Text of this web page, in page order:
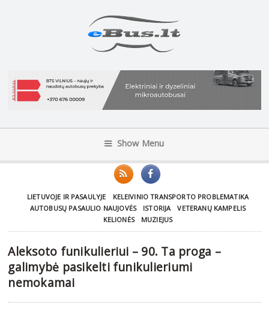
Show Menu
LIETUVOJE IR PASAULYJE
KELEIVINIO TRANSPORTO PROBLEMATIKA
AUTOBUSŲ PASAULIO NAUJOVĖS
ISTORIJA
VETERANŲ KAMPELIS
KELIONĖS
MUZIEJUS
Aleksoto funikulieriui – 90. Ta proga –
galimybė pasikelti funikulieriumi
nemokamai